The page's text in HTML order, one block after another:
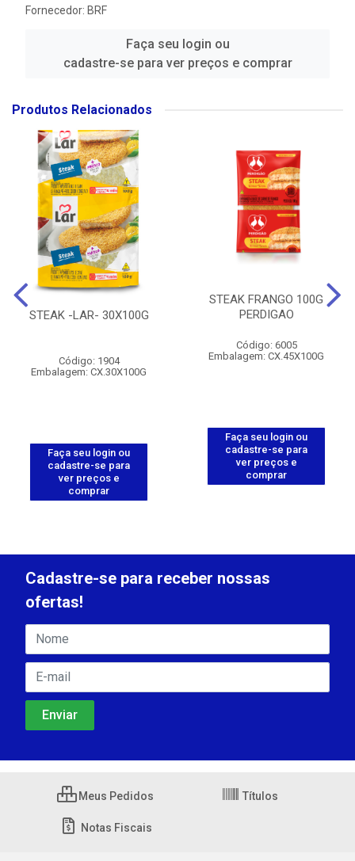
Fornecedor: BRF
Faça seu login ou
cadastre-se para ver preços e comprar
Produtos Relacionados
STEAK -LAR- 30X100G
Código: 1904
Embalagem: CX.30X100G
Faça seu login ou
cadastre-se para
ver preços e
comprar
STEAK FRANGO 100G
PERDIGAO
Código: 6005
Embalagem: CX.45X100G
Faça seu login ou
cadastre-se para
ver preços e
comprar
Cadastre-se para receber nossas
ofertas!
Meus Pedidos Títulos
Notas Fiscais